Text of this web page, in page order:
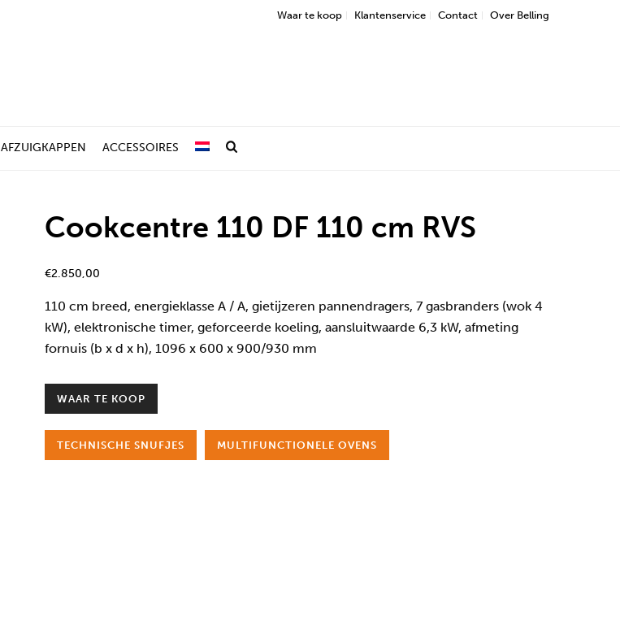
Waar te koop Klantenservice Contact Over Belling
AFZUIGKAPPEN ACCESSOIRES
Cookcentre 110 DF 110 cm RVS
€2.850,00
110 cm breed, energieklasse A / A, gietijzeren pannendragers, 7 gasbranders (wok 4
kW), elektronische timer, geforceerde koeling, aansluitwaarde 6,3 kW, afmeting
fornuis (b x d x h), 1096 x 600 x 900/930 mm
WAAR TE KOOP
TECHNISCHE SNUFJES MULTIFUNCTIONELE OVENS